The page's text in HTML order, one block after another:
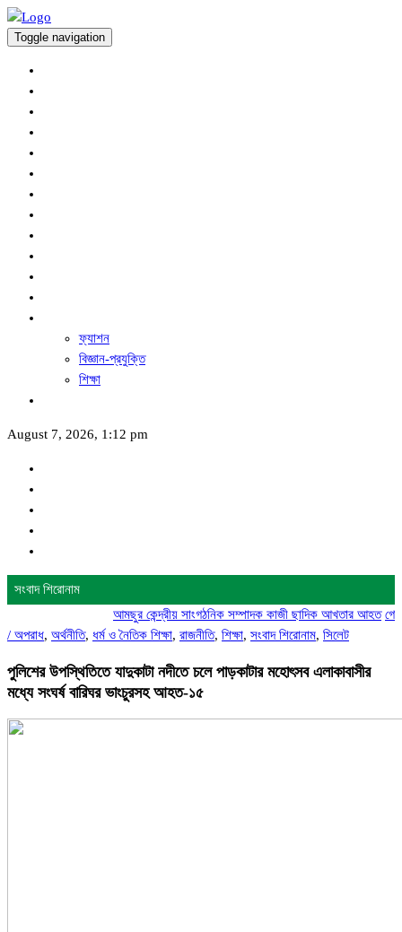
Toggle navigation
ফ্যাশন
বিজ্ঞান-প্রযুক্তি
শিক্ষা
August 7, 2026, 1:12 pm
সংবাদ শিরোনাম
আমছুর কেন্দ্রীয় সাংগঠনিক সম্পাদক কাজী ছাদিক আখতার আহত
/ অপরাধ, অর্থনীতি, ধর্ম ও নৈতিক শিক্ষা, রাজনীতি, শিক্ষা, সংবাদ শিরোনাম, সিলেট
পুলিশের উপস্থিতিতে যাদুকাটা নদীতে চলে পাড়কাটার মহোৎসব এলাকাবাসীর
মধ্যে সংঘর্ষ বারিঘর ভাংচুরসহ আহত-১৫